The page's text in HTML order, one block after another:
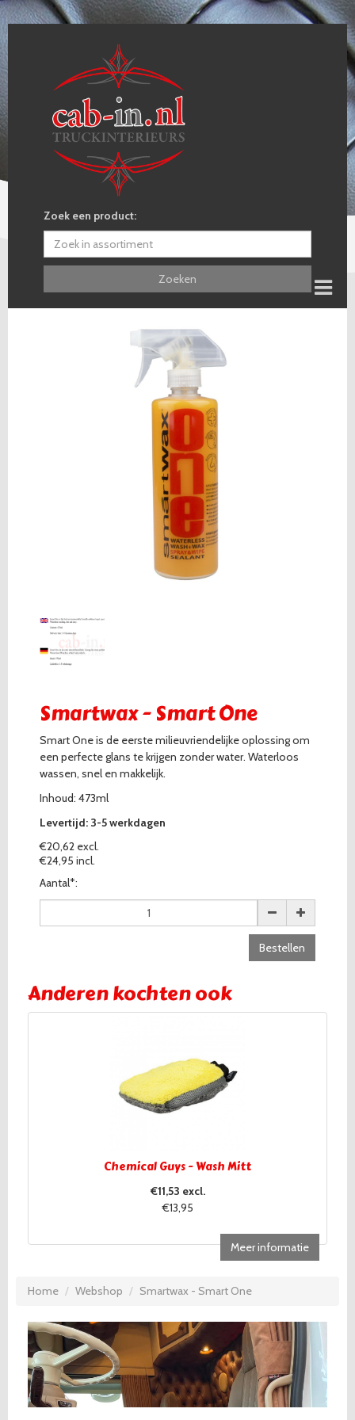
Zoek een product:
Zoeken
Smartwax - Smart One
Smart One is de eerste milieuvriendelijke oplossing om
een perfecte glans te krijgen zonder water. Waterloos
wassen, snel en makkelijk.
Inhoud: 473ml
Levertijd: 3-5 werkdagen
€20,62 excl.
€24,95 incl.
Aantal*:
Bestellen
Anderen kochten ook
Chemical Guys - Wash Mitt
€11,53 excl.
€13,95
Meer informatie
Home Webshop Smartwax - Smart One